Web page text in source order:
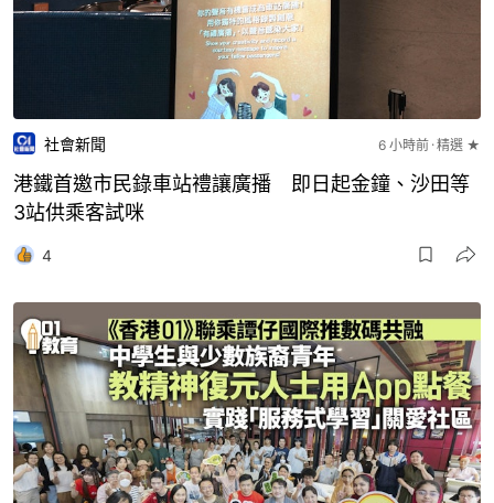
社會新聞 6 小時前 精選 ★
港鐵首邀市民錄車站禮讓廣播 即日起金鐘、沙田等
3站供乘客試咪
4